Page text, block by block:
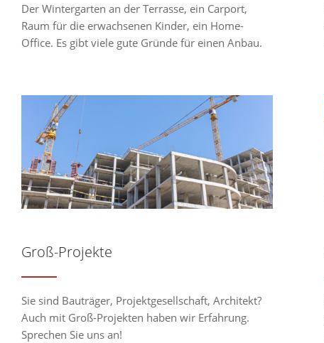
Der Wintergarten an der Terrasse, ein Carport,
Raum für die erwachsenen Kinder, ein Home-
Office. Es gibt viele gute Gründe für einen Anbau.
Groß-Projekte
Sie sind Bauträger, Projektgesellschaft, Architekt?
Auch mit Groß-Projekten haben wir Erfahrung.
Sprechen Sie uns an!